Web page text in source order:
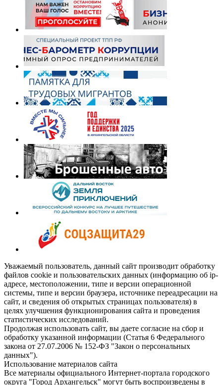
Уважаемый пользователь, данный сайт производит обработку
файлов cookie и пользовательских данных (информацию об ip-
адресе, местоположении, типе и версии операционной
системы, типе и версии браузера, источнике переадресации на
сайт, и сведения об открытых страницах пользователя) в
целях улучшения функционирования сайта и проведения
статистических исследований.
Продолжая использовать сайт, вы даете согласие на сбор и
обработку указанной информации (Статья 6 Федерального
закона от 27.07.2006 № 152-ФЗ "Закон о персональных
данных").
Использование материалов сайта
Все материалы официального Интернет-портала городского
округа "Город Архангельск" могут быть воспроизведены в